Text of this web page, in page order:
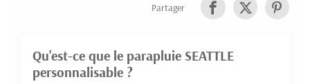
Partager
Qu'est-ce que le parapluie SEATTLE
personnalisable ?